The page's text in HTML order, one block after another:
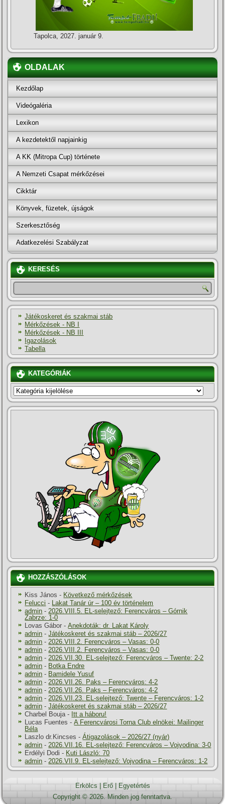
Tapolca, 2027. január 9.
OLDALAK
Kezdőlap
Videógaléria
Lexikon
A kezdetektől napjainkig
A KK (Mitropa Cup) története
A Nemzeti Csapat mérkőzései
Cikktár
Könyvek, füzetek, újságok
Szerkesztőség
Adatkezelési Szabályzat
KERESÉS
Játékoskeret és szakmai stáb
Mérkőzések - NB I
Mérkőzések - NB III
Igazolások
Tabella
KATEGÓRIÁK
KATEGÓRIÁK
HOZZÁSZÓLÁSOK
Kiss János - Következő mérkőzések
Felucci - Lakat Tanár úr – 100 év történelem
admin -2026.VIII.5. EL-selejtező: Ferencváros – Górnik
Zabrze: 1-0
Lovas Gábor -Anekdoták: dr. Lakat Károly
admin -Játékoskeret és szakmai stáb – 2026/27
admin -2026.VIII.2. Ferencváros – Vasas: 0-0
admin -2026.VIII.2. Ferencváros – Vasas: 0-0
admin -2026.VII.30. EL-selejtező: Ferencváros – Twente: 2-2
admin - Botka Endre
admin - Bamidele Yusuf
admin -2026.VII.26. Paks – Ferencváros: 4-2
admin -2026.VII.26. Paks – Ferencváros: 4-2
admin -2026.VII.23. EL-selejtező: Twente – Ferencváros: 1-2
admin -Játékoskeret és szakmai stáb – 2026/27
Charbel Bouja- Itt a háboru!
Lucas Fuentes -A Ferencvárosi Torna Club elnökei: Mailinger
Béla
Laszlo dr.Kincses -Átigazolások – 2026/27 (nyár)
admin -2026.VII.16. EL-selejtező: Ferencváros – Vojvodina: 3-0
Erdélyi Dodi - Kuti László: 70
admin -2026.VII.9. EL-selejtező: Vojvodina – Ferencváros: 1-2
Erkölcs | Erő| Egyetértés
Copyright © 2026. Minden jog fenntartva.